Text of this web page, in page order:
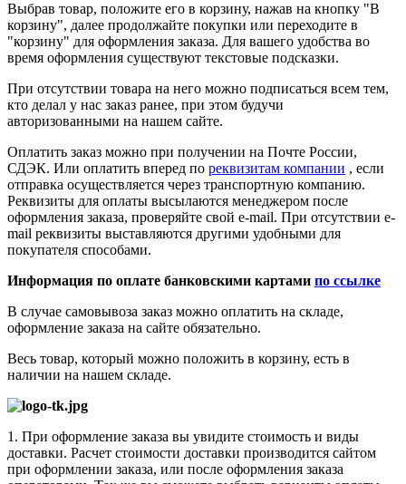
Выбрав товар, положите его в корзину, нажав на кнопку "В
корзину", далее продолжайте покупки или переходите в
"корзину" для оформления заказа. Для вашего удобства во
время оформления существуют текстовые подсказки.
При отсутствии товара на него можно подписаться всем тем,
кто делал у нас заказ ранее, при этом будучи
авторизованными на нашем сайте.
Оплатить заказ можно при получении на Почте России,
СДЭК. Или оплатить вперед по реквизитам компании , если
отправка осуществляется через транспортную компанию.
Реквизиты для оплаты высылаются менеджером после
оформления заказа, проверяйте свой e-mail. При отсутствии e-
mail реквизиты выставляются другими удобными для
покупателя способами.
Информация по оплате банковскими картами по ссылке
В случае самовывоза заказ можно оплатить на складе,
оформление заказа на сайте обязательно.
Весь товар, который можно положить в корзину, есть в
наличии на нашем складе.
1. При оформление заказа вы увидите стоимость и виды
доставки. Расчет стоимости доставки производится сайтом
при оформлении заказа, или после оформления заказа